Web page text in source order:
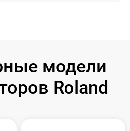
модели
Roland